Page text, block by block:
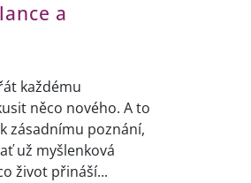
a
každému
něco nového. A to
zásadnímu poznání,
už myšlenková
život přináší...